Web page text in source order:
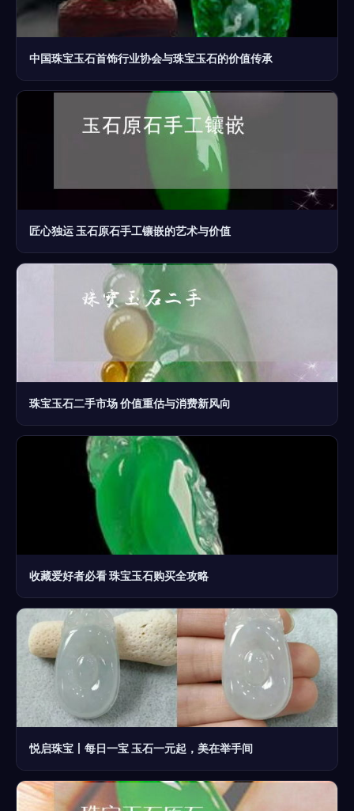
中国珠宝玉石首饰行业协会与珠宝玉石的价值传承
匠心独运 玉石原石手工镶嵌的艺术与价值
珠宝玉石二手市场 价值重估与消费新风向
收藏爱好者必看 珠宝玉石购买全攻略
悦启珠宝丨每日一宝 玉石一元起，美在举手间